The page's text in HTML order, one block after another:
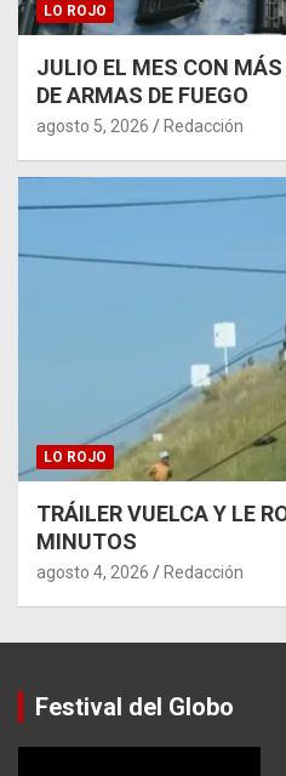
LO ROJO
JULIO EL MES CON
DE ARMAS DE FUEGO
agosto 5, 2026 Redacción
LO ROJO
TRÁILER VUELCA Y LE
MINUTOS
agosto 4, 2026 Redacción
Festival del Globo